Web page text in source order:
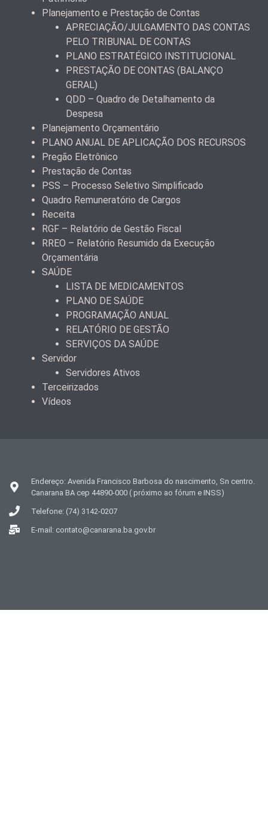
Planejamento e Prestação de Contas
APRECIAÇÃO/JULGAMENTO DAS CONTAS
PELO TRIBUNAL DE CONTAS
PLANO ESTRATÉGICO INSTITUCIONAL
PRESTAÇÃO DE CONTAS (BALANÇO
GERAL)
QDD – Quadro de Detalhamento da
Despesa
Planejamento Orçamentário
PLANO ANUAL DE APLICAÇÃO DOS RECURSOS
Pregão Eletrônico
Prestação de Contas
PSS – Processo Seletivo Simplificado
Quadro Remuneratório de Cargos
Receita
RGF – Relatório de Gestão Fiscal
RREO – Relatório Resumido da Execução
Orçamentária
SAÚDE
LISTA DE MEDICAMENTOS
PLANO DE SAÚDE
PROGRAMAÇÃO ANUAL
RELATÓRIO DE GESTÃO
SERVIÇOS DA SAÚDE
Servidor
Servidores Ativos
Terceirizados
Vídeos
Endereço: Avenida Francisco Barbosa do nascimento, Sn centro.
Canarana BA cep 44890-000 ( próximo ao fórum e INSS)
Telefone: (74) 3142-0207
E-mail: contato@canarana.ba.gov.br